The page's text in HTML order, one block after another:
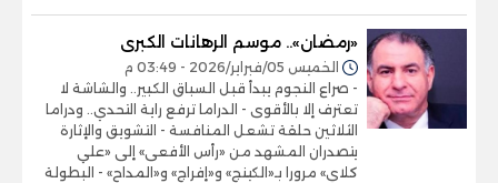
«رمضان».. موسم الرهانات الكبرى
الخميس 05/فبراير/2026 - 03:49 م
- صراع النجوم يبدأ قبل السباق الكبير.. والشاشة لا
تعترف إلا بالأقوى - الدراما ترفع راية التحدي.. ودراما
الثلاثين حلقة تشعل المنافسة - التشويق والإثارة
يتصدران المشهد من «رأس الأفعى» إلى «علي
كلاي» مرورا بـ«الكينج» و«إفراج» و«المداح» - البطولة